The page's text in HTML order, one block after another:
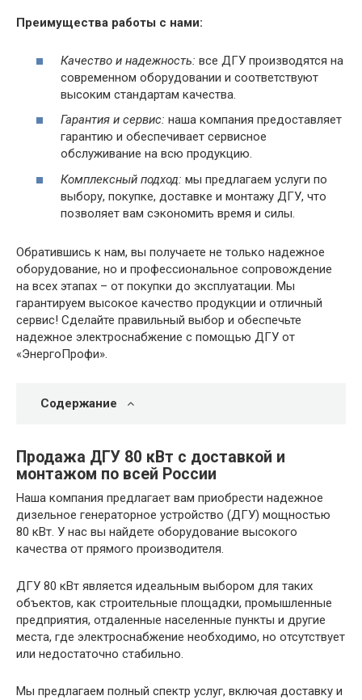
Преимущества работы с нами:
Качество и надежность: все ДГУ производятся на
современном оборудовании и соответствуют
высоким стандартам качества.
Гарантия и сервис: наша компания предоставляет
гарантию и обеспечивает сервисное
обслуживание на всю продукцию.
Комплексный подход: мы предлагаем услуги по
выбору, покупке, доставке и монтажу ДГУ, что
позволяет вам сэкономить время и силы.
Обратившись к нам, вы получаете не только надежное
оборудование, но и профессиональное сопровождение
на всех этапах – от покупки до эксплуатации. Мы
гарантируем высокое качество продукции и отличный
сервис! Сделайте правильный выбор и обеспечьте
надежное электроснабжение с помощью ДГУ от
«ЭнергоПрофи».
Содержание
Продажа ДГУ 80 кВт с доставкой и
монтажом по всей России
Наша компания предлагает вам приобрести надежное
дизельное генераторное устройство (ДГУ) мощностью
80 кВт. У нас вы найдете оборудование высокого
качества от прямого производителя.
ДГУ 80 кВт является идеальным выбором для таких
объектов, как строительные площадки, промышленные
предприятия, отдаленные населенные пункты и другие
места, где электроснабжение необходимо, но отсутствует
или недостаточно стабильно.
Мы предлагаем полный спектр услуг, включая доставку и